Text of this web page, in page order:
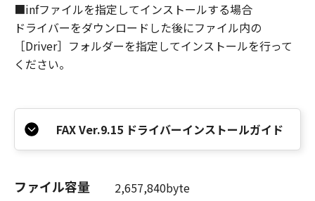
■infファイルを指定してインストールする場合
ドライバーをダウンロードした後にファイル内の
［Driver］フォルダーを指定してインストールを行って
ください。
FAX Ver.9.15 ドライバーインストールガイド
ファイル容量 2,657,840byte